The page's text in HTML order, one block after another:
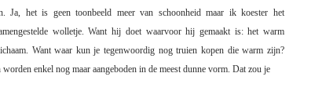
Ja, het is geen toonbeeld meer van schoonheid maar ik koester het
wolletje. Want hij doet waarvoor hij gemaakt is: het warm
Want waar kun je tegenwoordig nog truien kopen die warm zijn?
enkel nog maar aangeboden in de meest dunne vorm. Dat zou je